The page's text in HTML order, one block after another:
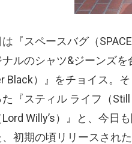
『スペースバグ（
ナルのシャツ&ジーンズ
Black）
』をチョイス。
た『スティル ライフ （
Lord Willy’s）
』と、今日
、初期の頃リリースされ